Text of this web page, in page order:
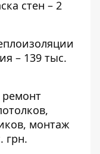
стен – 2
– 139 тыс.
ремонт
монтаж
грн.